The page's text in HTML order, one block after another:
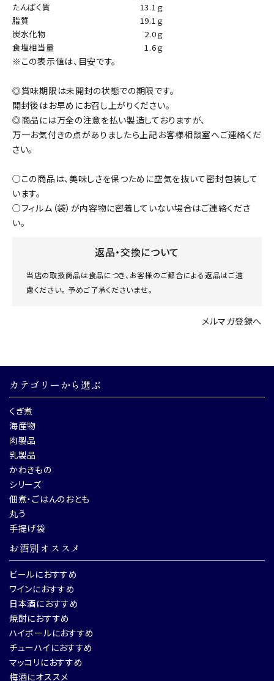
たんぱく質
13.1ｇ
脂質
19.1ｇ
炭水化物
2.0ｇ
食塩相当量
1.6ｇ
※この表示値は、目安です。
◎賞味期限は未開封の状態での期限です。
開封後はお早めにお召し上がりください。
◎商品には万全の注意を払い製造しておりますが、
万一お気付きの点がありましたら上記お客様相談室へご連絡くだ
さい。
○この商品は、美味しさを保つために空気を抜いて密封包装して
います。
○フィルム（袋）が内容物に密着していない場合はご連絡くださ
い。
返品・交換について
当店の取扱商品は食品につき、お客様のご都合による返品はご遠
慮ください。 予めご了承くださいませ。
メルマガ登録へ
カテゴリーから選ぶ
くぎ煮
海産物
肉製品
乳製品
かわきもの
シリーズ
佃煮・ごはんのおとも
丸う
手提げ袋
お酒別オススメ
ビールにおすすめ
ワインにおすすめ
日本酒におすすめ
焼酎におすすめ
ハイボールにおすすめ
チューハイにおすすめ
マッコリにおすすめ
梅酒にオススメ